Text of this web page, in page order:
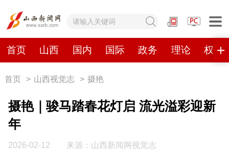
首页 山西 国内 国际 政务 理论 权威
网站地图
首页 山西
政务 理论 权威发布 原创
山西视觉志 手机报
首页 > 山西视觉志 > 摄艳
摄艳｜骏马踏春花灯启 流光溢彩迎新
年
2026-02-12 来源：山西新闻网视觉志